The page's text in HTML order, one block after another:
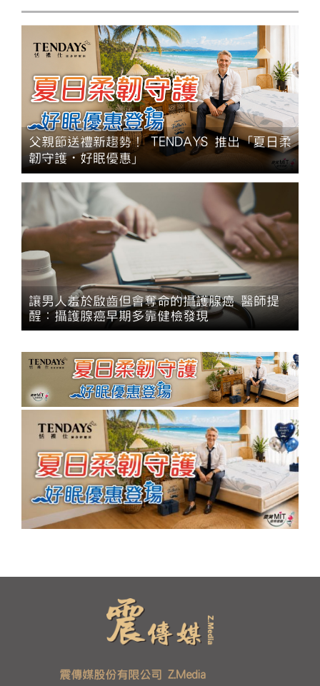
父親節送禮新趨勢！ TENDAYS 推出「夏日柔
韌守護・好眠優惠」
讓男人羞於啟齒但會奪命的攝護腺癌 醫師提
醒：攝護腺癌早期多靠健檢發現
震傳媒股份有限公司 Z.Media